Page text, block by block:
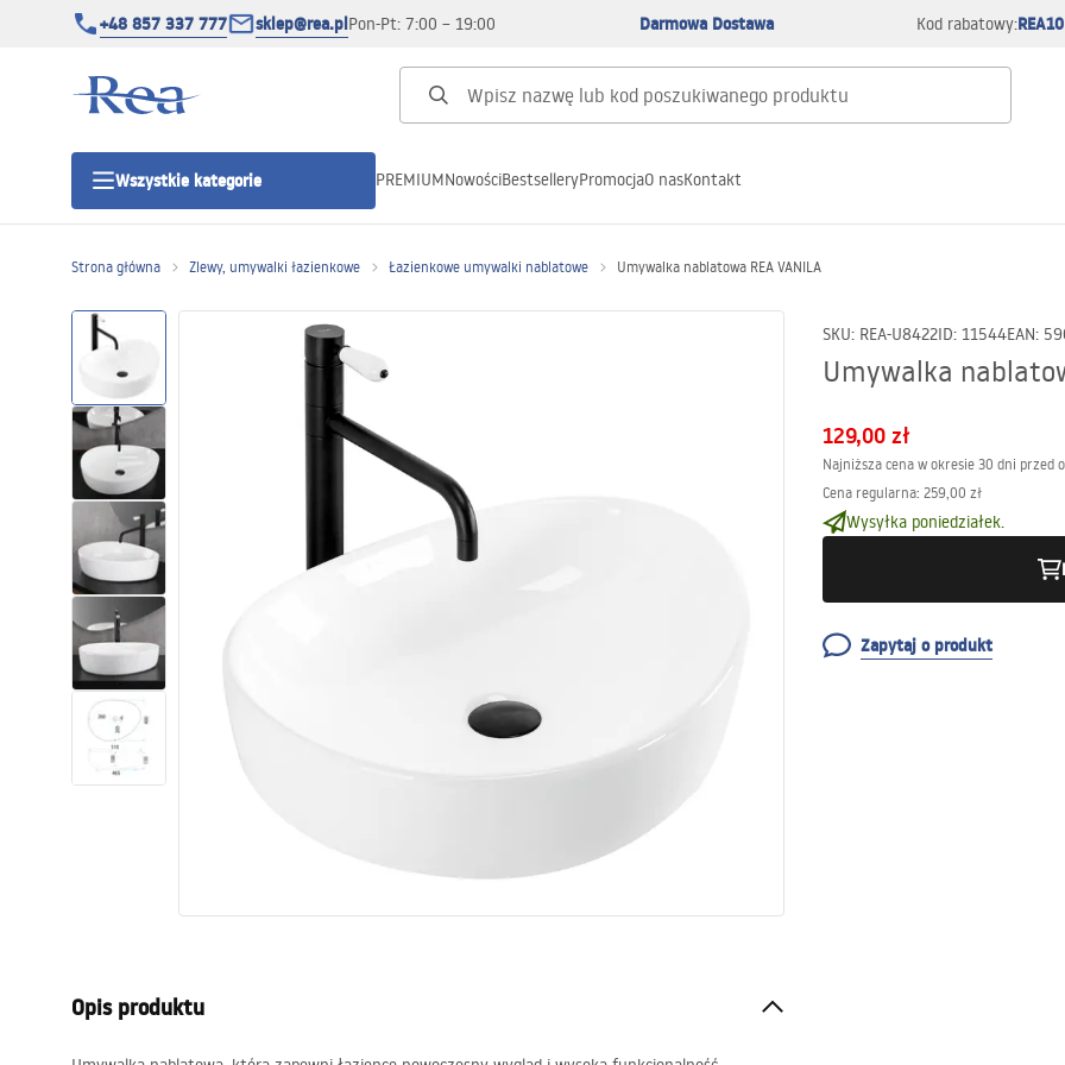
+48 857 337 777 sklep@rea.plPon-Pt: 7:00 – 19:00 Darmowa Dostawa Kod rabatowy:REA10
Wszystkie kategorie
Kategorie produktowe
Kabiny prysznicowe
Drzwi prysznicowe
Brodziki prysznicowe
Odpływy liniowe
Toalety, ubikacje
Umywalki
Wanny i parawany
Baterie
Akcesoria i meble łazienkowe
PREMIUMNowościBestselleryPromocjaO nasKontakt
Strona główna Zlewy, umywalki łazienkowe Łazienkowe umywalki nablatowe Umywalka nablatowa REA VANILA
SKU: REA-U8422ID: 11544EAN:
Umywalka
129,00 zł
Najniższa cena w okresie 30 dni przed
Cena regularna: 259,00 zł
Wysyłka poniedziałek.
Zapytaj o produkt
Opis produktu